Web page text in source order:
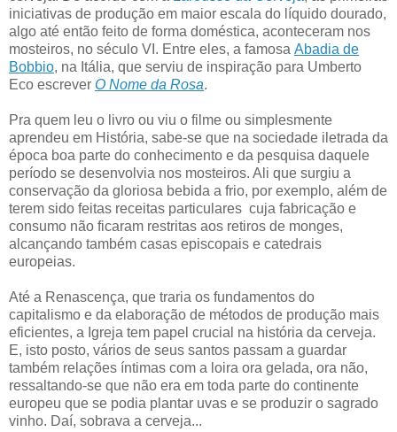
iniciativas de produção em maior escala do líquido dourado,
algo até então feito de forma doméstica, aconteceram nos
mosteiros, no século VI. Entre eles, a famosa Abadia de
Bobbio, na Itália, que serviu de inspiração para Umberto
Eco escrever O Nome da Rosa.
Pra quem leu o livro ou viu o filme ou simplesmente
aprendeu em História, sabe-se que na sociedade iletrada da
época boa parte do conhecimento e da pesquisa daquele
período se desenvolvia nos mosteiros. Ali que surgiu a
conservação da gloriosa bebida a frio, por exemplo, além de
terem sido feitas receitas particulares cuja fabricação e
consumo não ficaram restritas aos retiros de monges,
alcançando também casas episcopais e catedrais
europeias.
Até a Renascença, que traria os fundamentos do
capitalismo e da elaboração de métodos de produção mais
eficientes, a Igreja tem papel crucial na história da cerveja.
E, isto posto, vários de seus santos passam a guardar
também relações íntimas com a loira ora gelada, ora não,
ressaltando-se que não era em toda parte do continente
europeu que se podia plantar uvas e se produzir o sagrado
vinho. Daí, sobrava a cerveja...